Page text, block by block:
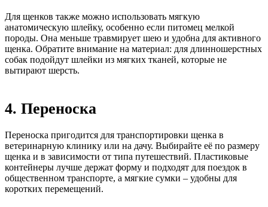
Для щенков также можно использовать мягкую
анатомическую шлейку, особенно если питомец мелкой
породы. Она меньше травмирует шею и удобна для активного
щенка. Обратите внимание на материал: для длинношерстных
собак подойдут шлейки из мягких тканей, которые не
вытирают шерсть.
4. Переноска
Переноска пригодится для транспортировки щенка в
ветеринарную клинику или на дачу. Выбирайте её по размеру
щенка и в зависимости от типа путешествий. Пластиковые
контейнеры лучше держат форму и подходят для поездок в
общественном транспорте, а мягкие сумки – удобны для
коротких перемещений.